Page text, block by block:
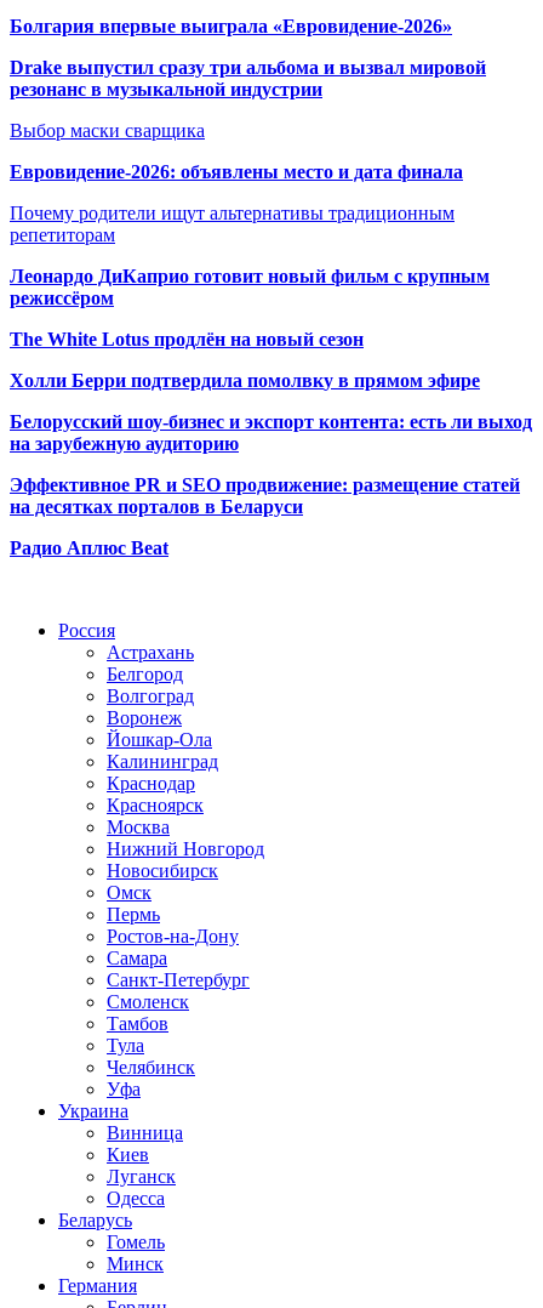
Болгария впервые выиграла «Евровидение-2026»
Drake выпустил сразу три альбома и вызвал мировой
резонанс в музыкальной индустрии
Выбор маски сварщика
Евровидение-2026: объявлены место и дата финала
Почему родители ищут альтернативы традиционным
репетиторам
Леонардо ДиКаприо готовит новый фильм с крупным
режиссёром
The White Lotus продлён на новый сезон
Холли Берри подтвердила помолвку в прямом эфире
Белорусский шоу-бизнес и экспорт контента: есть ли выход
на зарубежную аудиторию
Эффективное PR и SEO продвижение: размещение статей
на десятках порталов в Беларуси
Радио Аплюс Beat
Россия
Астрахань
Белгород
Волгоград
Воронеж
Йошкар-Ола
Калининград
Краснодар
Красноярск
Москва
Нижний Новгород
Новосибирск
Омск
Пермь
Ростов-на-Дону
Самара
Санкт-Петербург
Смоленск
Тамбов
Тула
Челябинск
Уфа
Украина
Винница
Киев
Луганск
Одесса
Беларусь
Гомель
Минск
Германия